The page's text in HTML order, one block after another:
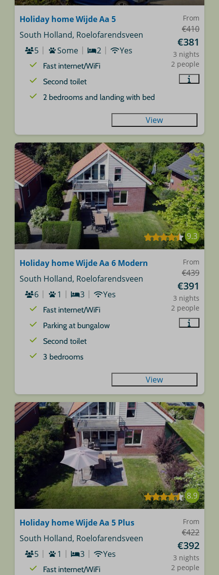
From
€410
€381
3 nights
2 people
Holiday home Wijde Aa 5
South Holland, Roelofarendsveen
5
Some 2 Yes
Fast internet/WiFi
Second toilet
2 bedrooms and landing with bed
View
9.3
From
€439
€391
3 nights
2 people
Holiday home Wijde Aa 6 Modern
South Holland, Roelofarendsveen
6
1 3 Yes
Fast internet/WiFi
Parking at bungalow
Second toilet
3 bedrooms
View
8.9
From
€422
€392
3 nights
2 people
Holiday home Wijde Aa 5 Plus
South Holland, Roelofarendsveen
5
1 3 Yes
Fast internet/WiFi